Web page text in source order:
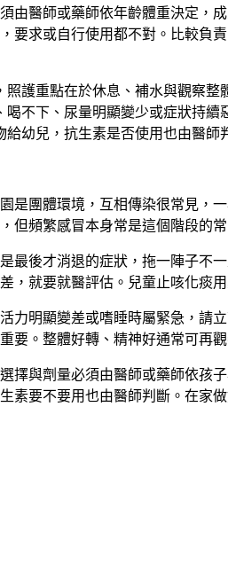
由醫師或藥師依年齡體重決定，
要求或自行使用都不對。比較負
護重點在於休息、補水與觀察
不下、尿量明顯變少或症狀持
幼兒，抗生素是否使用也由醫師
是團體環境，互相傳染很常見，
頻繁感冒本身常是這個階段的
最後才消退的症狀，拖一陣子不
就要就醫評估。兒童止咳化痰
力明顯變差或嗜睡時屬緊急，請
要。整體好轉、精神好通常可再
擇與劑量必須由醫師或藥師依孩
要不要用也由醫師判斷。在家